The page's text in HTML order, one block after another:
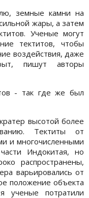
земные камни на
жары, а затем
Ученые могут
тектитов, чтобы
воздействия, даже
пишут авторы
- так где же был
высотой более
Тектиты от
и многочисленными
Индокитая, но
распространены,
варьировались от
положение объекта
ученые потратили